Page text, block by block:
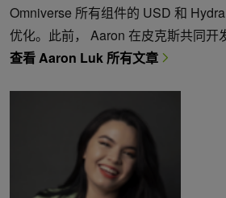
Omniverse 所有组件的 USD 和
优化。此前， Aaron 在皮克斯共同开
查看 Aaron Luk 所有文章